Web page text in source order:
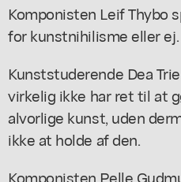
Komponisten Leif Thybo
for kunstnihilisme eller ej.
Kunststuderende Dea
virkelig ikke har ret til at
alvorlige kunst, uden
ikke at holde af den.
Komponisten Pelle